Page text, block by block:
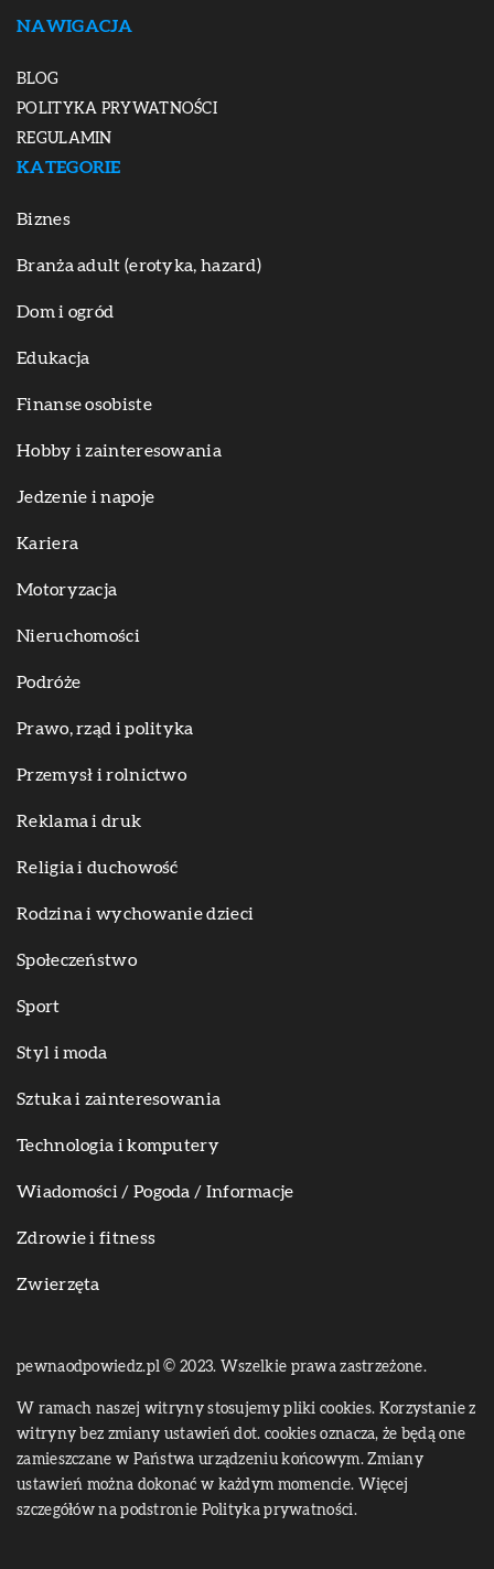
NAWIGACJA
BLOG
POLITYKA PRYWATNOŚCI
REGULAMIN
KATEGORIE
Biznes
Branża adult (erotyka, hazard)
Dom i ogród
Edukacja
Finanse osobiste
Hobby i zainteresowania
Jedzenie i napoje
Kariera
Motoryzacja
Nieruchomości
Podróże
Prawo, rząd i polityka
Przemysł i rolnictwo
Reklama i druk
Religia i duchowość
Rodzina i wychowanie dzieci
Społeczeństwo
Sport
Styl i moda
Sztuka i zainteresowania
Technologia i komputery
Wiadomości / Pogoda / Informacje
Zdrowie i fitness
Zwierzęta
pewnaodpowiedz.pl © 2023. Wszelkie prawa zastrzeżone.
W ramach naszej witryny stosujemy pliki cookies. Korzystanie z
witryny bez zmiany ustawień dot. cookies oznacza, że będą one
zamieszczane w Państwa urządzeniu końcowym. Zmiany
ustawień można dokonać w każdym momencie. Więcej
szczegółów na podstronie Polityka prywatności.